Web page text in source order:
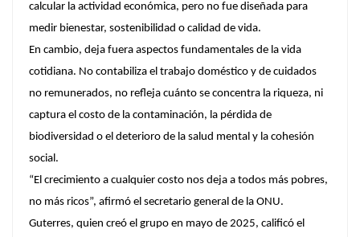
calcular la actividad económica, pero no fue diseñada para
medir bienestar, sostenibilidad o calidad de vida.
En cambio, deja fuera aspectos fundamentales de la vida
cotidiana. No contabiliza el trabajo doméstico y de cuidados
no remunerados, no refleja cuánto se concentra la riqueza, ni
captura el costo de la contaminación, la pérdida de
biodiversidad o el deterioro de la salud mental y la cohesión
social.
“El crecimiento a cualquier costo nos deja a todos más pobres,
no más ricos”, afirmó el secretario general de la ONU.
Guterres, quien creó el grupo en mayo de 2025, calificó el